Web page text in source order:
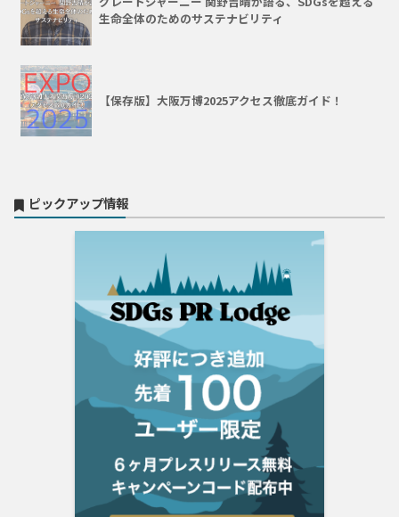
生命全体のためのサステナビリティ
【保存版】大阪万博2025アクセス徹底ガイド！
ピックアップ情報